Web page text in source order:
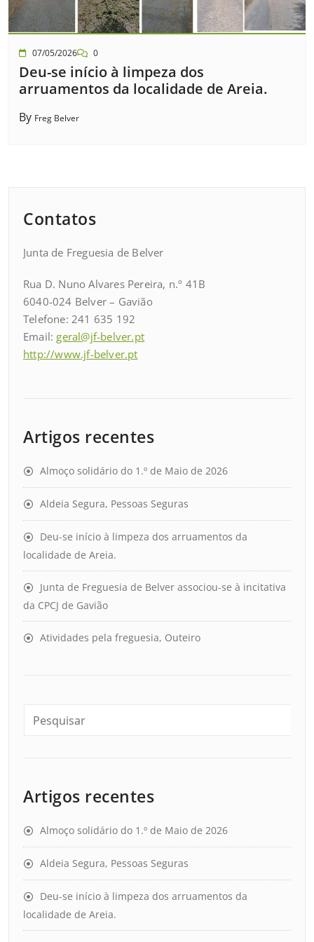
07/05/2026 0
Deu-se início à limpeza dos
arruamentos da localidade de Areia.
By Freg Belver
Contatos
Junta de Freguesia de Belver
Rua D. Nuno Alvares Pereira, n.º 41B
6040-024 Belver – Gavião
Telefone: 241 635 192
Email: geral@jf-belver.pt
http://www.jf-belver.pt
Artigos recentes
Almoço solidário do 1.º de Maio de 2026
Aldeia Segura, Pessoas Seguras
Deu-se início à limpeza dos arruamentos da
localidade de Areia.
Junta de Freguesia de Belver associou-se à incitativa
da CPCJ de Gavião
Atividades pela freguesia, Outeiro
Artigos recentes
Almoço solidário do 1.º de Maio de 2026
Aldeia Segura, Pessoas Seguras
Deu-se início à limpeza dos arruamentos da
localidade de Areia.